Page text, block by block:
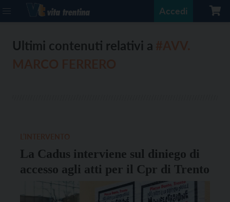
Accedi
Ultimi contenuti relativi a
La Cadus interviene sul diniego di
accesso agli atti per il Cpr di Trento